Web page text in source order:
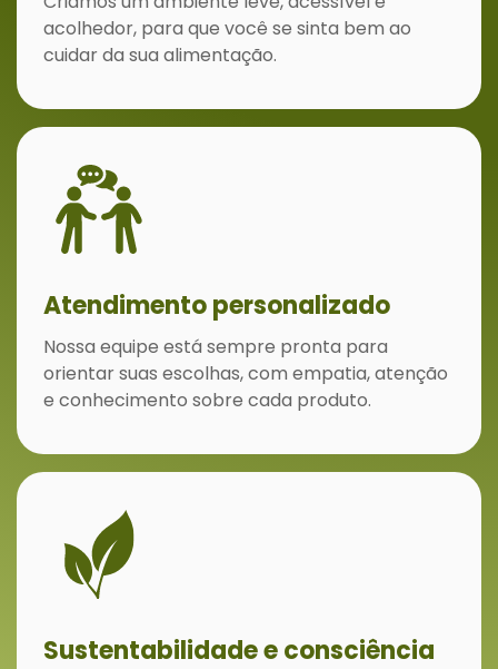
acolhedor, para que você se sinta bem ao
cuidar da sua alimentação.
Atendimento personalizado
Nossa equipe está sempre pronta para
orientar suas escolhas, com empatia, atenção
e conhecimento sobre cada produto.
Sustentabilidade e consciência